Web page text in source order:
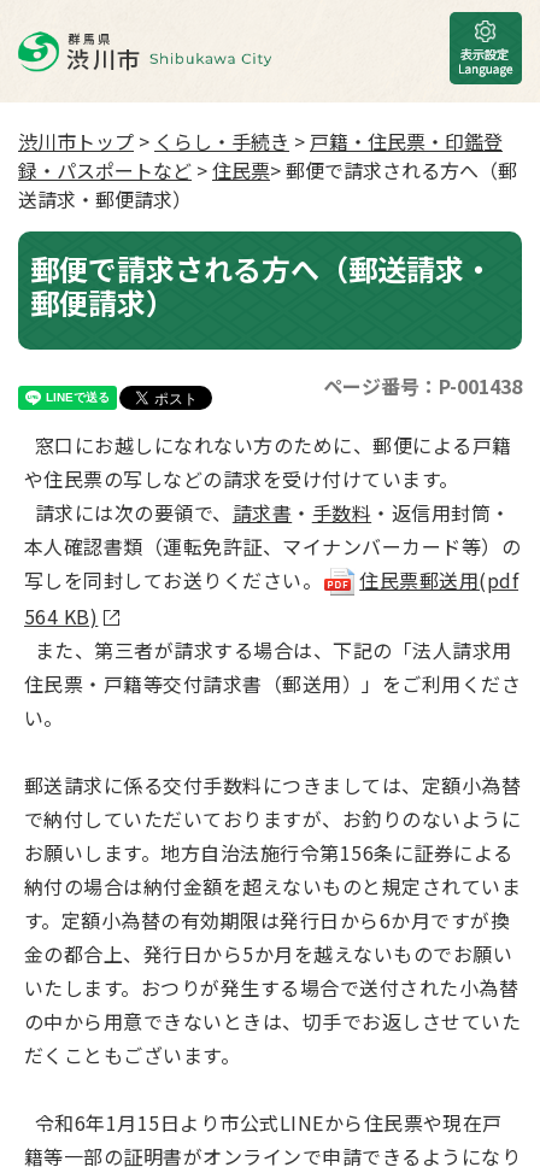
渋川市トップ > くらし・手続き > 戸籍・住民票・印鑑登
録・パスポートなど >住民票> 郵便で請求される方へ（郵
送請求・郵便請求）
郵便で請求される方へ（郵送請求・
郵便請求）
ページ番号：P-001438
窓口にお越しになれない方のために、郵便による戸籍
や住民票の写しなどの請求を受け付けています。
請求には次の要領で、 請求書 ・ 手数料 ・返信用封筒・
本人確認書類（運転免許証、マイナンバーカード等）の
写しを同封してお送りください。
住民票郵送用(pdf
564 KB)
また、第三者が請求する場合は、下記の「法人請求用
住民票・戸籍等交付請求書（郵送用）」をご利用くださ
い。
郵送請求に係る交付手数料につきましては、定額小為替
で納付していただいておりますが、お釣りのないように
お願いします。地方自治法施行令第156条に証券による
納付の場合は納付金額を超えないものと規定されていま
す。定額小為替の有効期限は発行日から6か月ですが換
金の都合上、発行日から5か月を越えないものでお願い
いたします。おつりが発生する場合で送付された小為替
の中から用意できないときは、切手でお返しさせていた
だくこともございます。
令和6年1月15日より市公式LINEから住民票や現在戸
籍等一部の証明書がオンラインで申請できるようになり